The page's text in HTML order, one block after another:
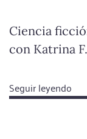
Ciencia
con Katrina
Seguir leyendo